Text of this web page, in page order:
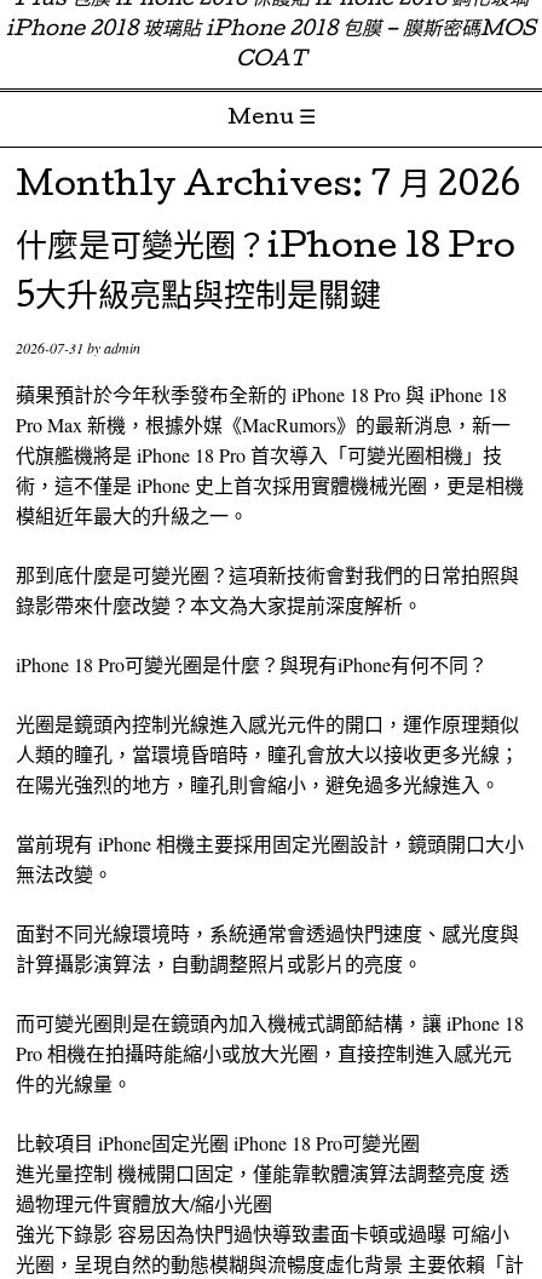
iPhone 2018 玻璃貼 iPhone 2018 包膜 – 膜斯密碼MOS
COAT
Menu ☰
Skip to content
Monthly Archives: 7 月 2026
什麼是可變光圈？iPhone 18 Pro
5大升級亮點與控制是關鍵
2026-07-31 byadmin
蘋果預計於今年秋季發布全新的 iPhone 18 Pro 與 iPhone 18
Pro Max 新機，根據外媒《MacRumors》的最新消息，新一
代旗艦機將是 iPhone 18 Pro 首次導入「可變光圈相機」技
術，這不僅是 iPhone 史上首次採用實體機械光圈，更是相機
模組近年最大的升級之一。
那到底什麼是可變光圈？這項新技術會對我們的日常拍照與
錄影帶來什麼改變？本文為大家提前深度解析。
iPhone 18 Pro可變光圈是什麼？與現有iPhone有何不同？
光圈是鏡頭內控制光線進入感光元件的開口，運作原理類似
人類的瞳孔，當環境昏暗時，瞳孔會放大以接收更多光線；
在陽光強烈的地方，瞳孔則會縮小，避免過多光線進入。
當前現有 iPhone 相機主要採用固定光圈設計，鏡頭開口大小
無法改變。
面對不同光線環境時，系統通常會透過快門速度、感光度與
計算攝影演算法，自動調整照片或影片的亮度。
而可變光圈則是在鏡頭內加入機械式調節結構，讓 iPhone 18
Pro 相機在拍攝時能縮小或放大光圈，直接控制進入感光元
件的光線量。
比較項目 iPhone固定光圈 iPhone 18 Pro可變光圈
進光量控制 機械開口固定，僅能靠軟體演算法調整亮度 透
過物理元件實體放大/縮小光圈
強光下錄影 容易因為快門過快導致畫面卡頓或過曝 可縮小
光圈，呈現自然的動態模糊與流暢度虛化背景 主要依賴「計